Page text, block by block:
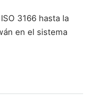
3166 hasta la
en el sistema